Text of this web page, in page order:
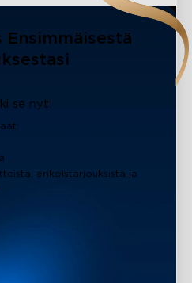
Ensimmäisestä
se nyt!
erikoistarjouksista ja